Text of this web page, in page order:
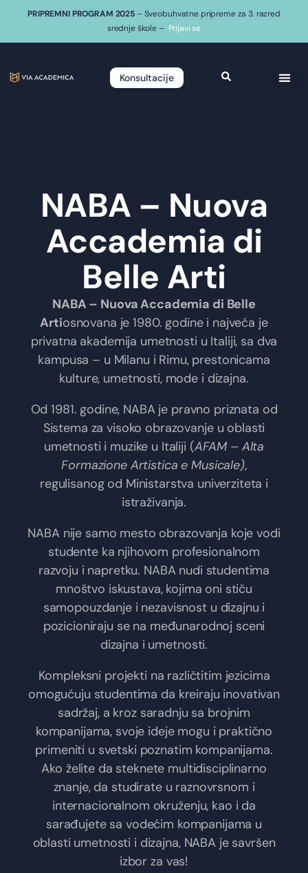
PRIPREMNI PROGRAM 2025 – Sveobuhvatne pripreme za 3. razred
srednje škole – Prijavi se
Konsultacije
NABA – Nuova
Accademia di
Belle Arti
NABA – Nuova Accademia di Belle
Artiosnovana je 1980. godine i najveća je
privatna akademija umetnosti u Italiji, sa dva
kampusa – u Milanu i Rimu, prestonicama
kulture, umetnosti, mode i dizajna.
Od 1981. godine, NABA je pravno priznata od
Sistema za visoko obrazovanje u oblasti
umetnosti i muzike u Italiji (AFAM – Alta
Formazione Artistica e Musicale),
regulisanog od Ministarstva univerziteta i
istraživanja.
NABA nije samo mesto obrazovanja koje vodi
studente ka njihovom profesionalnom
razvoju i napretku. NABA nudi studentima
mnoštvo iskustava, kojima oni stiču
samopouzdanje i nezavisnost u dizajnu i
pozicioniraju se na međunarodnoj sceni
dizajna i umetnosti.
Kompleksni projekti na različtitim jezicima
omogućuju studentima da kreiraju inovativan
sadržaj, a kroz saradnju sa brojnim
kompanijama, svoje ideje mogu i praktično
primeniti u svetski poznatim kompanijama.
Ako želite da steknete multidisciplinarno
znanje, da studirate u raznovrsnom i
internacionalnom okruženju, kao i da
sarađujete sa vodećim kompanijama u
oblasti umetnosti i dizajna, NABA je savršen
izbor za vas!